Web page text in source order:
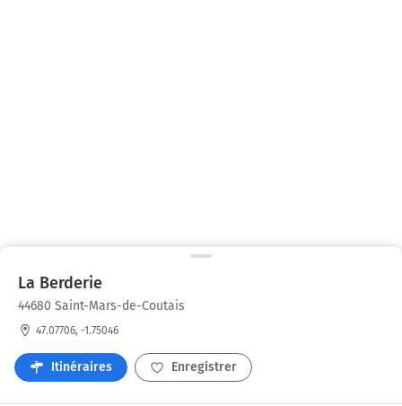
La Berderie
44680 Saint-Mars-de-Coutais
47.07706, -1.75046
Itinéraires Enregistrer